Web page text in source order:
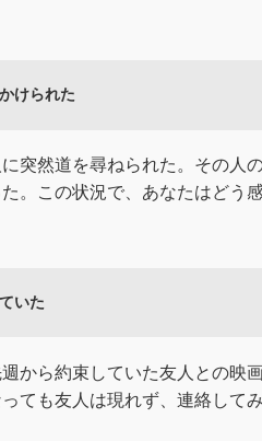
けられた
突然道を尋ねられた。その人
。この状況で、あなたはどう感
いた
から約束していた友人との映
ても友人は現れず、連絡して